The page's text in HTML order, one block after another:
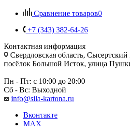
Сравнение товаров0
+7 (343) 382-64-26
Контактная информация
Свердловская область,
посёлок Большой Исток, улица
Пн - Пт: с 10:00 до 20:00
Сб - Вс: Выходной
info@sila-kartona.ru
Вконтакте
MAX